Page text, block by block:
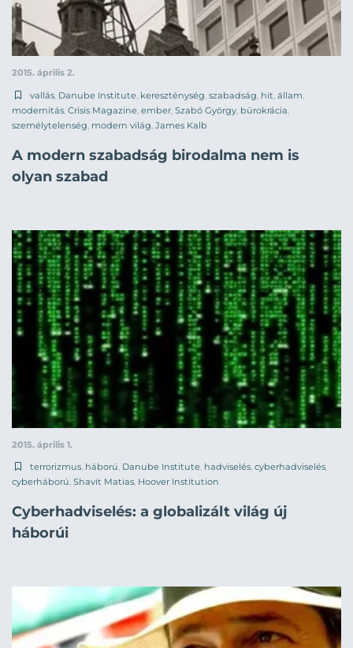
2015. április 2.
vallás Danube Institute kereszténység szabadság hit állam
modernitás Crisis Magazine ember Szabó György bürokrácia
személytelenség modern világ James Kalb
A modern szabadság birodalma nem is
olyan szabad
2015. április 1.
terrorizmus háború Danube Institute hadviselés cyberhadviselés
cyberháború Shavit Matias Hoover Institution
Cyberhadviselés: a globalizált világ új
háborúi